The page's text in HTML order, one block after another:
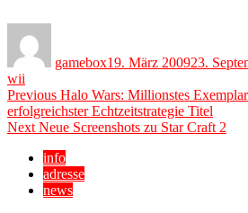
gamebox19. März 200923.
wii
Beitragsnavigation
Previous Previous
post:
Halo Wars: Millionstes
erfolgreichster Echtzeitstrategie Titel
Next Next
Neue Screenshots zu Star Craft 2
info
adresse
news